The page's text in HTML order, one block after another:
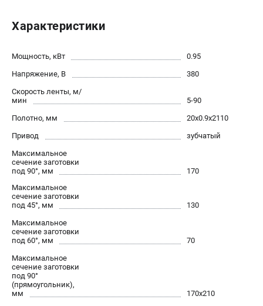
проспект Александровской Фермы, 29АЛ
8 (812) 564-50-74
вс - выходной
Характеристики
Мощность, кВт
0.95
Напряжение, В
380
Скорость ленты, м/
мин
5-90
Полотно, мм
20х0.9х2110
Привод
зубчатый
Максимальное
сечение заготовки
под 90°, мм
170
Максимальное
сечение заготовки
под 45°, мм
130
Максимальное
сечение заготовки
под 60°, мм
70
Максимальное
сечение заготовки
под 90°
(прямоугольник),
мм
170х210